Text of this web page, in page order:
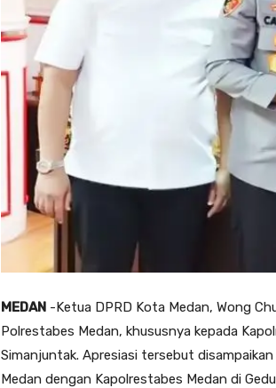
MEDAN -Ketua DPRD Kota Medan, Wong
Polrestabes Medan, khususnya kepada
Simanjuntak. Apresiasi tersebut
Medan dengan Kapolrestabes Medan di